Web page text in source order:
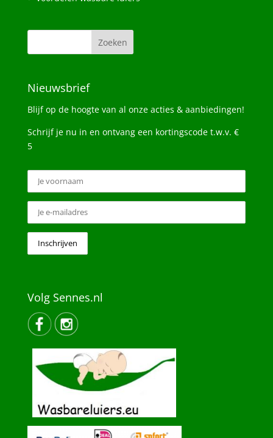
Nieuwsbrief
Blijf op de hoogte van al onze acties & aanbiedingen!
Schrijf je nu in en ontvang een kortingscode t.w.v. €
5
Volg Sennes.nl